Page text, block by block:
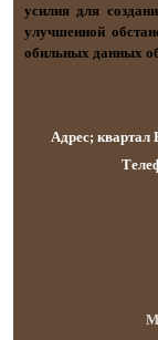
усилия для
улучшенной
обильных данных
Адрес;